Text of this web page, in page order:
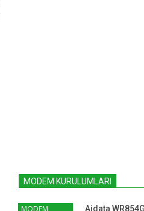
MODEM KURULUMLARI
MODEM Aidata